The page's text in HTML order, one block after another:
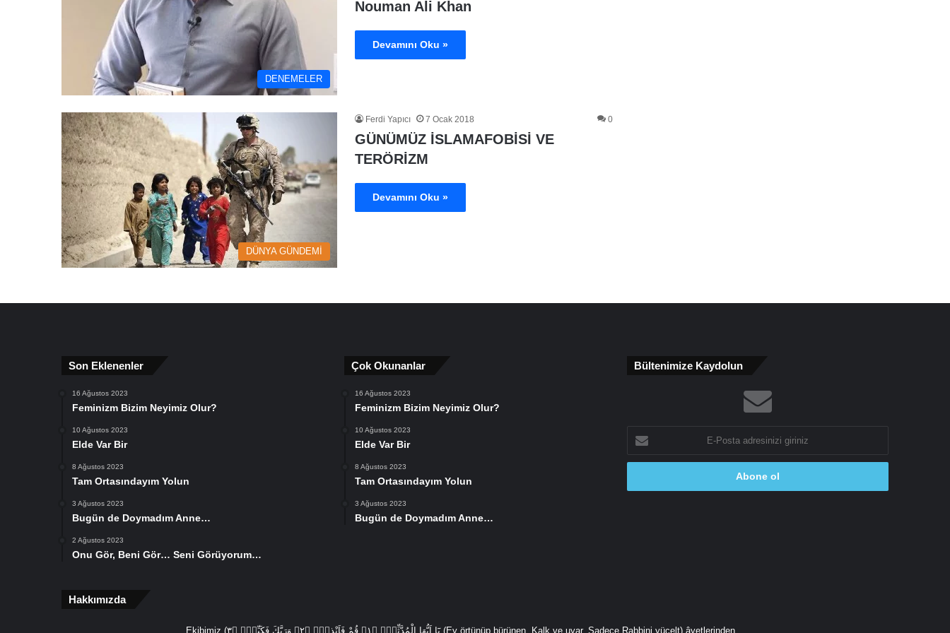
DENEMELER
Nouman Ali Khan
Devamını Oku »
DÜNYA GÜNDEMİ
Ferdi Yapıcı 7 Ocak 2018 0
GÜNÜMÜZ İSLAMAFOBİSİ VE
TERÖRİZM
Devamını Oku »
Son Eklenenler
16 Ağustos 2023
Feminizm Bizim Neyimiz Olur?
10 Ağustos 2023
Elde Var Bir
8 Ağustos 2023
Tam Ortasındayım Yolun
3 Ağustos 2023
Bugün de Doymadım Anne…
2 Ağustos 2023
Onu Gör, Beni Gör… Seni Görüyorum…
Çok Okunanlar
16 Ağustos 2023
Feminizm Bizim Neyimiz Olur?
10 Ağustos 2023
Elde Var Bir
8 Ağustos 2023
Tam Ortasındayım Yolun
3 Ağustos 2023
Bugün de Doymadım Anne…
Bültenimize Kaydolun
Posta
adresinizi
Hakkımızda
Ekibimiz (يَٓا اَيُّهَا الْمُدَّثِّرُۙ ﴿١﴾ قُمْ فَاَنْذِرْۙ ﴿٢﴾ وَرَبَّكَ فَكَبِّرْۙ ﴿٣ (Ey örtünüp bürünen, Kalk ve uyar, Sadece Rabbini yücelt) âyetlerinden